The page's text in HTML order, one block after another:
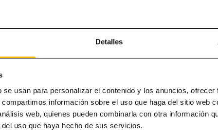
Detalles
usan para personalizar el contenido y los anuncios,
información sobre el uso que haga del sitio web
web, quienes pueden combinarla con otra información
uso que haya hecho de sus servicios.
con las legendarias espadas de los samuráis. De hecho,
famosa por su tradición
se recubre con una pasta elaborada con avellana,
¿El resultado? Un bombón de textura inconfundible.